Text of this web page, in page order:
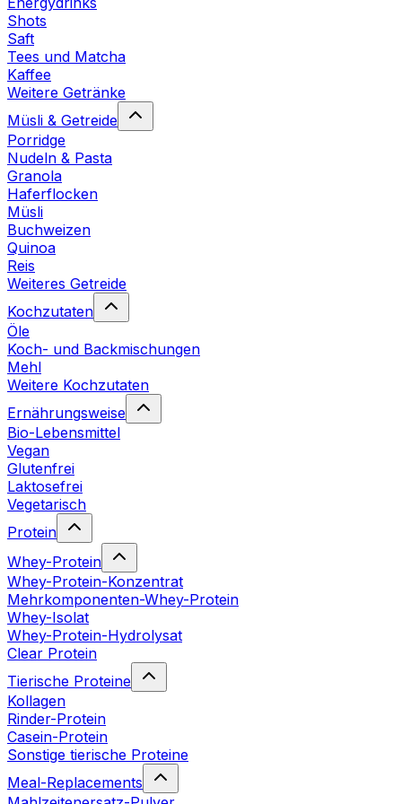
Shots
Saft
Tees und Matcha
Kaffee
Weitere Getränke
Müsli & Getreide
Porridge
Nudeln & Pasta
Granola
Haferflocken
Müsli
Buchweizen
Quinoa
Reis
Weiteres Getreide
Kochzutaten
Öle
Koch- und Backmischungen
Mehl
Weitere Kochzutaten
Ernährungsweise
Bio-Lebensmittel
Vegan
Glutenfrei
Laktosefrei
Vegetarisch
Protein
Whey-Protein
Whey-Protein-Konzentrat
Mehrkomponenten-Whey-Protein
Whey-Isolat
Whey-Protein-Hydrolysat
Clear Protein
Tierische Proteine
Kollagen
Rinder-Protein
Casein-Protein
Sonstige tierische Proteine
Meal-Replacements